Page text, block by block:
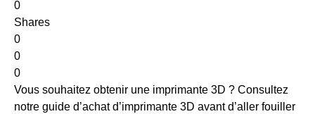
0
Shares
0
0
0
Vous souhaitez obtenir une imprimante 3D ? Consultez
notre guide d’achat d’imprimante 3D avant d’aller fouiller